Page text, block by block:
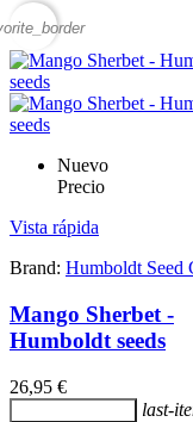
Nuevo
Precio
Vista rápida
Brand: Humboldt Seed
Mango Sherbet -
Humboldt seeds
26,95 €
last-